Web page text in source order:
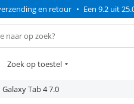
en retour • Een 9.2 uit
Zoek op toestel
Galaxy Tab 4 7.0